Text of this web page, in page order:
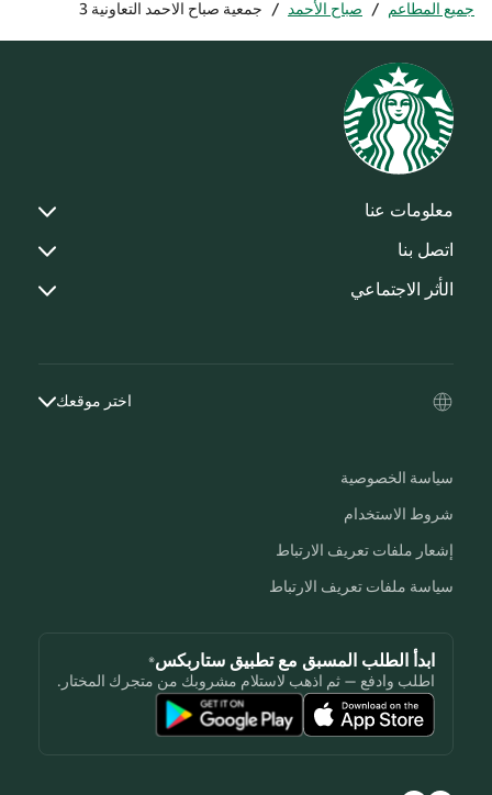
جميع المطاعم / صباح الأحمد / جمعية صباح الاحمد التعاونية 3
معلومات عنا
اتصل بنا
الأثر الاجتماعي
اختر موقعك
سياسة الخصوصية
شروط الاستخدام
إشعار ملفات تعريف الارتباط
سياسة ملفات تعريف الارتباط
ابدأ الطلب المسبق مع تطبيق ستاربكس®
اطلب وادفع — ثم اذهب لاستلام مشروبك من متجرك المختار.